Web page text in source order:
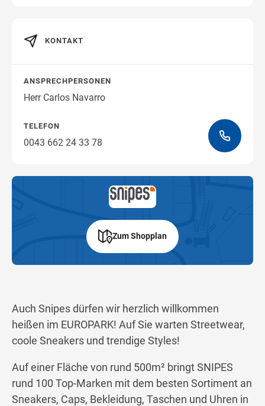
Auch Snipes dürfen wir herzlich willkommen
heißen im EUROPARK! Auf Sie warten Streetwear,
coole Sneakers und trendige Styles!
Auf einer Fläche von rund 500m² bringt SNIPES
rund 100 Top-Marken mit dem besten Sortiment an
Sneakers, Caps, Bekleidung, Taschen und Uhren in
KONTAKT
ANSPRECHPERSONEN
Herr Carlos Navarro
TELEFON
0043 662 24 33 78
Zum Shopplan